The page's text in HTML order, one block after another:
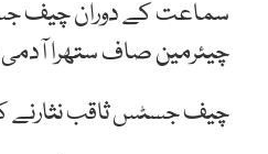
سماعت کے دوران چیف
چیئرمین صاف ستھرا
چیف جسٹس ثاقب نثارنے کہا